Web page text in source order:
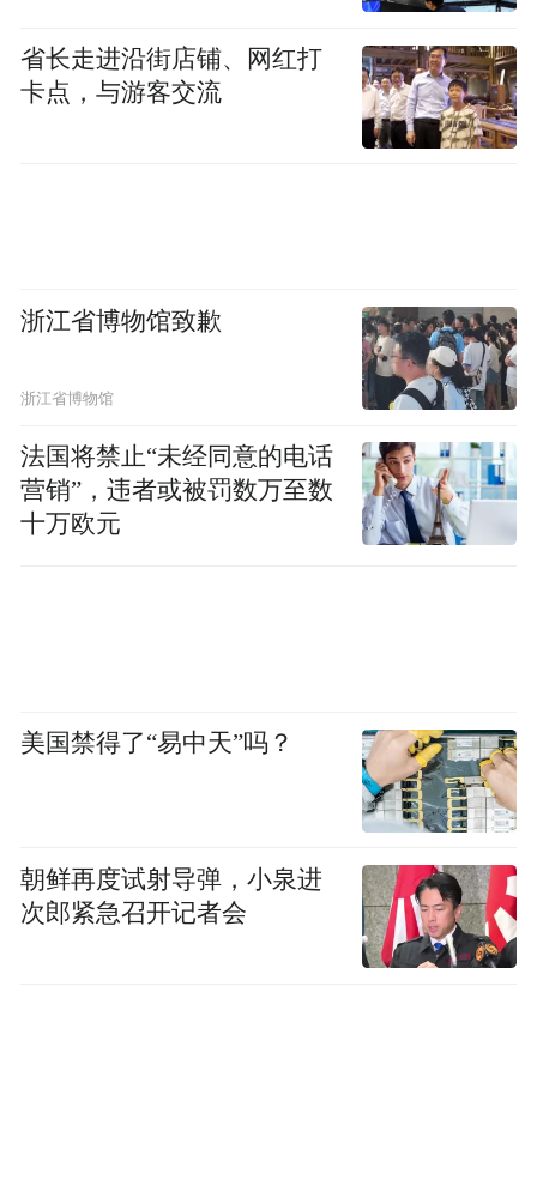
省长走进沿街店铺、网红打
卡点，与游客交流
浙江省博物馆致歉
浙江省博物馆
法国将禁止“未经同意的电话
营销”，违者或被罚数万至数
十万欧元
美国禁得了“易中天”吗？
朝鲜再度试射导弹，小泉进
次郎紧急召开记者会